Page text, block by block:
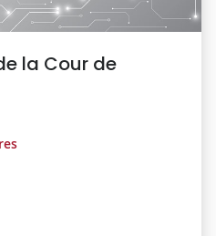
la Cour de